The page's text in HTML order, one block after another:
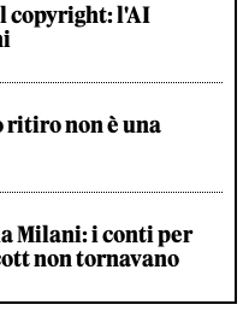
copyright: l'AI
ritiro non è una
Milani: i conti per
non tornavano